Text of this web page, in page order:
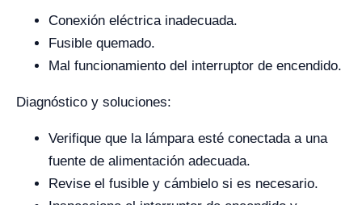
Conexión eléctrica inadecuada.
Fusible quemado.
Mal funcionamiento del interruptor de encendido.
Diagnóstico y soluciones:
Verifique que la lámpara esté conectada a una
fuente de alimentación adecuada.
Revise el fusible y cámbielo si es necesario.